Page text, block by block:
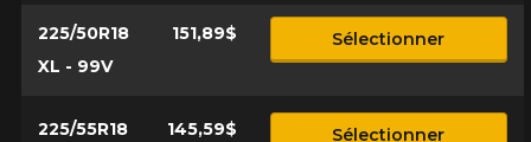
225/50R18
XL - 99V
151,89$ Sélectionner
225/55R18
145,59$ Sélectionner